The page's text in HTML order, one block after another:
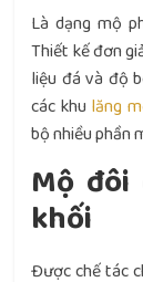
Là dạng mộ
Thiết kế đơn
liệu đá và độ
các khu lăng
bộ nhiều phần
Mộ
khối
Được chế tác